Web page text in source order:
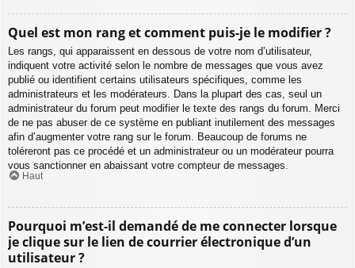
Quel est mon rang et comment puis-je le modifier ?
Les rangs, qui apparaissent en dessous de votre nom d’utilisateur,
indiquent votre activité selon le nombre de messages que vous avez
publié ou identifient certains utilisateurs spécifiques, comme les
administrateurs et les modérateurs. Dans la plupart des cas, seul un
administrateur du forum peut modifier le texte des rangs du forum. Merci
de ne pas abuser de ce système en publiant inutilement des messages
afin d’augmenter votre rang sur le forum. Beaucoup de forums ne
toléreront pas ce procédé et un administrateur ou un modérateur pourra
vous sanctionner en abaissant votre compteur de messages.
Haut
Pourquoi m’est-il demandé de me connecter lorsque
je clique sur le lien de courrier électronique d’un
utilisateur ?